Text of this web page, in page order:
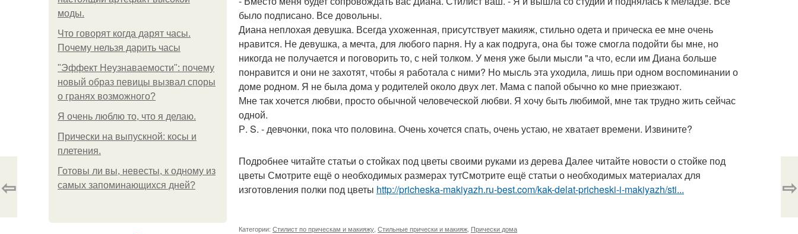
моды.
Что говорят когда дарят часы.
Почему нельзя дарить часы
"Эффект Неузнаваемости": почему
новый образ певицы вызвал споры
о гранях возможного?
Я очень люблю то, что я делаю.
Прически на выпускной: косы и
плетения.
Готовы ли вы, невесты, к одному из
самых запоминающихся дней?
было подписано. Все довольны.
Диана неплохая девушка. Всегда ухоженная, присутствует макияж, стильно одета и прическа ее мне очень
нравится. Не девушка, а мечта, для любого парня. Ну а как подруга, она бы тоже смогла подойти бы мне, но
никогда не получается и поговорить то, с ней толком. У меня уже были мысли "а что, если им Диана больше
понравится и они не захотят, чтобы я работала с ними? Но мысль эта уходила, лишь при одном воспоминании о
доме родном. Я не была дома у родителей около двух лет. Мама с папой обычно ко мне приезжают.
Мне так хочется любви, просто обычной человеческой любви. Я хочу быть любимой, мне так трудно жить сейчас
одной.
Р. S. - девчонки, пока что половина. Очень хочется спать, очень устаю, не хватает времени. Извините?
Подробнее читайте статьи о стойках под цветы своими руками из дерева Далее читайте новости о стойке под
цветы Смотрите ещё о необходимых размерах тутСмотрите ещё статьи о необходимых материалах для
изготовления полки под цветы http://pricheska-makiyazh.ru-best.com/kak-delat-pricheski-i-makiyazh/sti...
Категории: Стилист по прическам и макияжу Стильные прически и макияж Прически дома
⇦ ⇨